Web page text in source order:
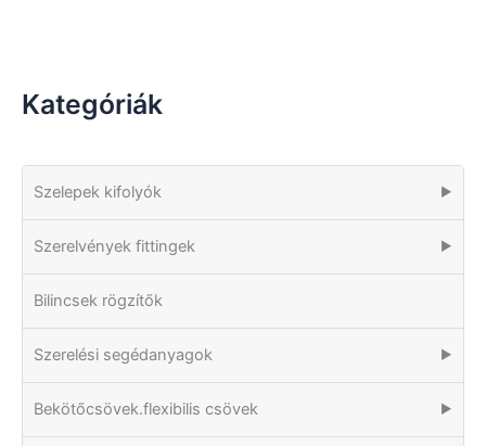
Kategóriák
Szelepek kifolyók ▶
Szerelvények fittingek ▶
Bilincsek rögzítők
Szerelési segédanyagok ▶
Bekötőcsövek.flexibilis csövek ▶